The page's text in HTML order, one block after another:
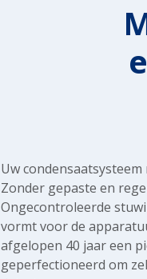
Uw
Zonder gepaste en
Ongecontroleerde
vormt voor de
afgelopen 40 jaar een
geperfectioneerd om